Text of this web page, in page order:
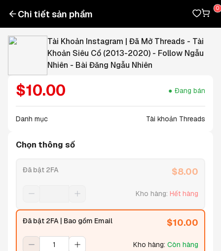
Chi tiết sản phẩm
Tài Khoản Instagram | Đã Mở Threads - Tài
Khoản Siêu Cổ (2013-2020) - Follow Ngẫu
Nhiên - Bài Đăng Ngẫu Nhiên
$10.00 Đang bán
Danh mục Tài khoản Threads
Chọn thông số
Đã bật 2FA $8.00
Kho hàng: Hết hàng
Đã bật 2FA | Bao gồm Email $10.00
Kho hàng: Còn hàng